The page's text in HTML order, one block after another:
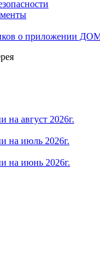
о приложении
на август 2026г.
на июль 2026г.
на июнь 2026г.